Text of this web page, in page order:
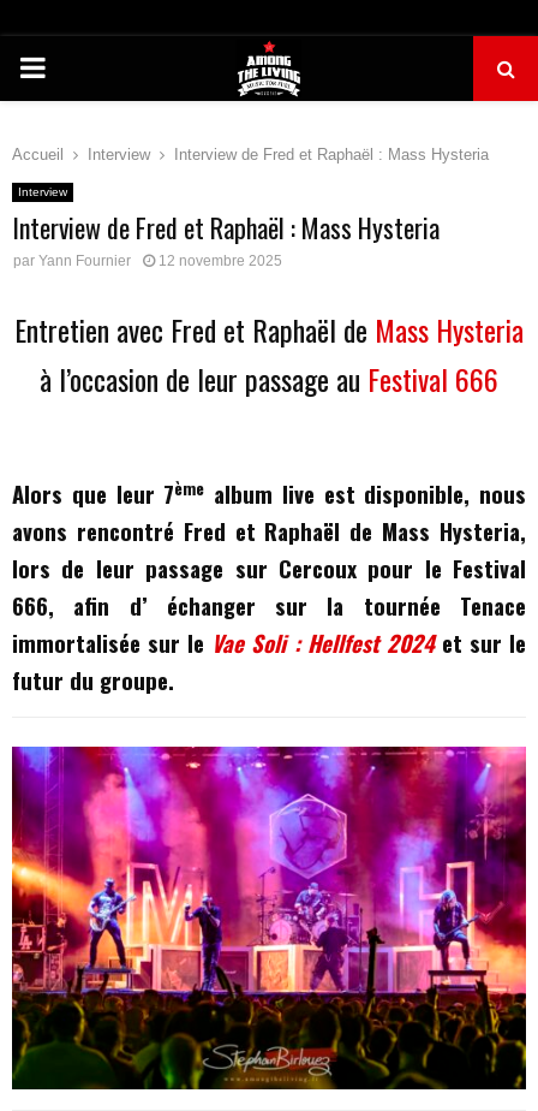
PRIMARY
Accueil Interview Interview de Fred et Raphaël : Mass Hysteria
Interview
Interview de Fred et Raphaël : Mass Hysteria
par Yann Fournier 12 novembre 2025
Entretien avec Fred et Raphaël de Mass Hysteria
à l’occasion de leur passage au Festival 666
Alors que leur 7ème album live est disponible, nous
avons rencontré Fred et Raphaël de Mass Hysteria,
lors de leur passage sur Cercoux pour le Festival
666, afin d’ échanger sur la tournée Tenace
immortalisée sur le Vae Soli : Hellfest 2024et sur le
futur du groupe.